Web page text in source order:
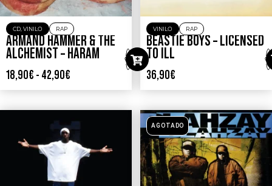
CD, VINILO RAP
ARMAND HAMMER & THE
ALCHEMIST – HARAM
18,90€ - 42,90€
VINILO RAP
BEASTIE BOYS – LICENSED
TO ILL
36,90€
AGOTADO